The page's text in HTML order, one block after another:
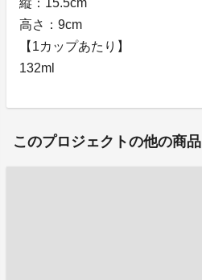
縦：15.5cm
高さ：9cm
【1カップあたり】
132ml
このプロジェクトの他の商品